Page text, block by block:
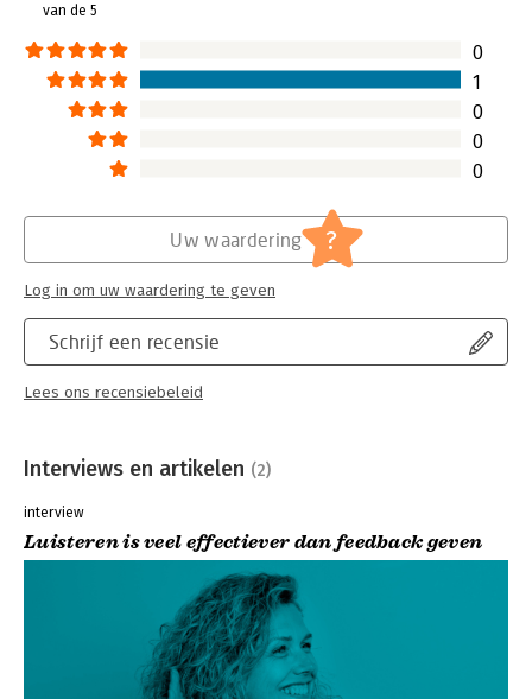
van de 5
0
1
0
0
0
Schrijf een recensie
Lees ons recensiebeleid
Uw waardering ?
Log in om uw waardering te geven
Interviews en artikelen (2)
interview
Luisteren is veel effectiever dan feedback geven